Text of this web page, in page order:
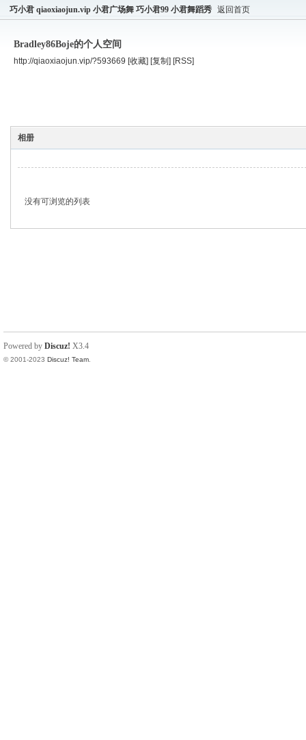
巧小君 qiaoxiaojun.vip 小君广场舞 巧小君99 小君舞蹈秀 返回首页
Bradley86Boje的个人空间
http://qiaoxiaojun.vip/?593669 [收藏] [复制] [RSS]
相册
没有可浏览的列表
Powered by Discuz! X3.4
© 2001-2023 Discuz! Team